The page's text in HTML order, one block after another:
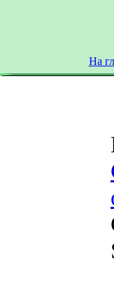
На